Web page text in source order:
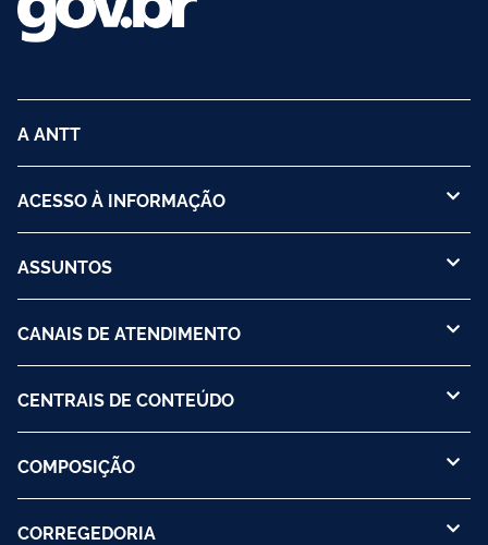
A ANTT
ACESSO À INFORMAÇÃO
ASSUNTOS
CANAIS DE ATENDIMENTO
CENTRAIS DE CONTEÚDO
COMPOSIÇÃO
CORREGEDORIA